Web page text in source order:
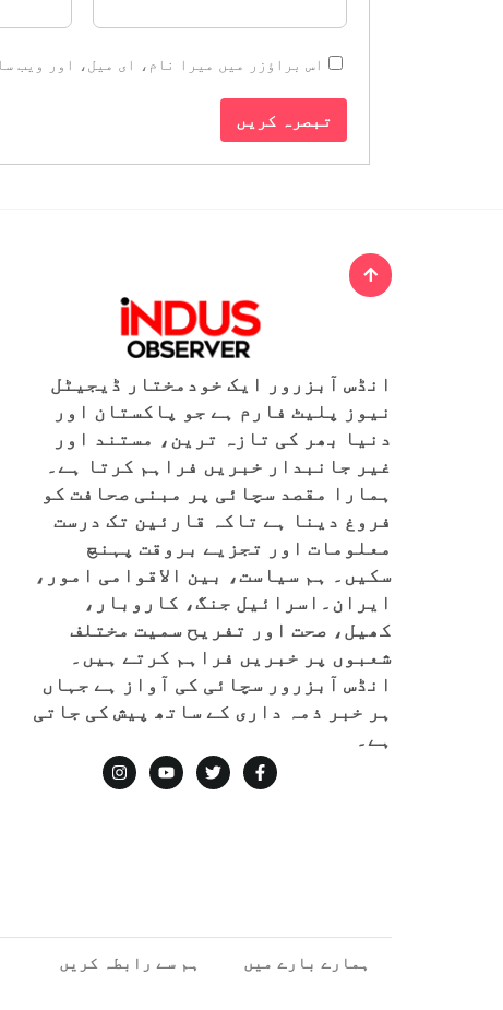
اس براؤزر میں میرا نام، ای میل، اور ویب
انڈس آبزرور ایک خودمختار ڈیجیٹل
نیوز پلیٹ فارم ہے جو پاکستان اور
دنیا بھر کی تازہ ترین، مستند اور
غیر جانبدار خبریں فراہم کرتا ہے۔
ہمارا مقصد سچائی پر مبنی صحافت کو
فروغ دینا ہے تاکہ قارئین تک درست
معلومات اور تجزیے بروقت پہنچ
سکیں۔ ہم سیاست، بین الاقوامی امور،
ایران۔اسرائیل جنگ، کاروبار،
کھیل، صحت اور تفریح سمیت مختلف
شعبوں پر خبریں فراہم کرتے ہیں۔
انڈس آبزرور سچائی کی آواز ہے جہاں
ہر خبر ذمہ داری کے ساتھ پیش کی جاتی
ہے۔
ہمارے بارے میں ہم سے رابطہ کریں